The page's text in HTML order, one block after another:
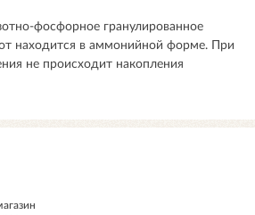
фосфорное гранулированное
находится в аммонийной форме. При
не происходит накопления